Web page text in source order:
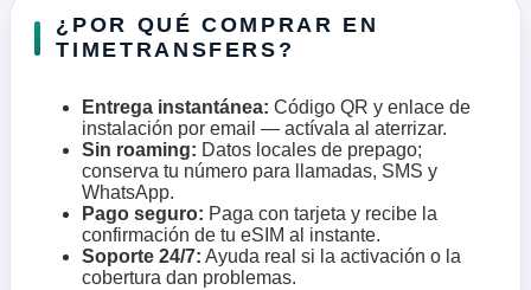
¿POR QUÉ COMPRAR EN
TIMETRANSFERS?
Entrega instantánea: Código QR y enlace de
instalación por email — actívala al aterrizar.
Sin roaming: Datos locales de prepago;
conserva tu número para llamadas, SMS y
WhatsApp.
Pago seguro: Paga con tarjeta y recibe la
confirmación de tu eSIM al instante.
Soporte 24/7: Ayuda real si la activación o la
cobertura dan problemas.